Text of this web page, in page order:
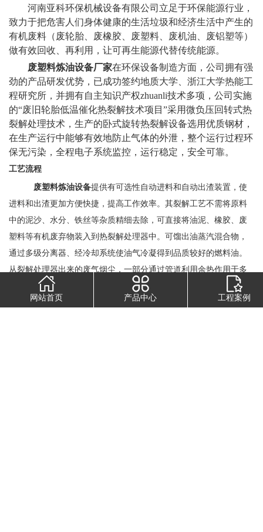
河南亚科环保机械设备有限公司立足于环保能源行业，
致力于把危害人们身体健康的生活垃圾和经济生活中产生的
有机废料（废轮胎、废橡胶、废塑料、废机油、 废铝塑等）
做有效回收、再利用，让可再生能源代替传统能源。
废塑料炼油设备厂家在环保设备制造方面，公司拥有强
劲的产品研发优势，已成功签约地质大学、浙江大学热能工
程研究所，并拥有自主知识产权zhuanli技术多项，公司实施
的“废旧轮胎低温催化热裂解技术项目”采用微负压回转式热
裂解处理技术， 生产的卧式旋转热裂解设备选用优质钢材，
在生产运行中能够有效地防止气体的外泄，整个运行过程环
保无污染，全程电子系统监控，运行稳定，安全可靠。
工艺流程
废塑料炼油设备提供有可选性自动进料和自动出渣装置，使
进料和出渣更加方便快捷，提高工作效率。其裂解工艺不需将原料
中的泥沙、水分、铁丝等杂质精细去除，可直接将油泥、橡胶、废
塑料等有机废弃物装入到热裂解处理器中。可馏出油蒸汽混合物，
通过多级分离器、经冷却系统使油气冷凝得到品质较好的燃料油。
从裂解处理器出来的废气烟尘，一部分通过管道利用余热作用于多
功能精馏塔，而后进入逆流湿式烟尘处理装置，达标后排放
一部分
低碳链不凝气通过安全水封进入可燃气回收系统，作为裂解炉的燃
网站首页 产品中心 工程案例